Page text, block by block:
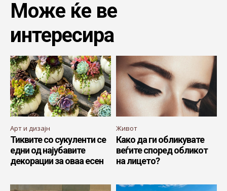
Може ќе ве
интересира
Арт и дизајн
Тиквите со сукуленти се
едни од најубавите
декорации за оваа есен
Живот
Како да ги обликувате
веѓите според обликот
на лицето?